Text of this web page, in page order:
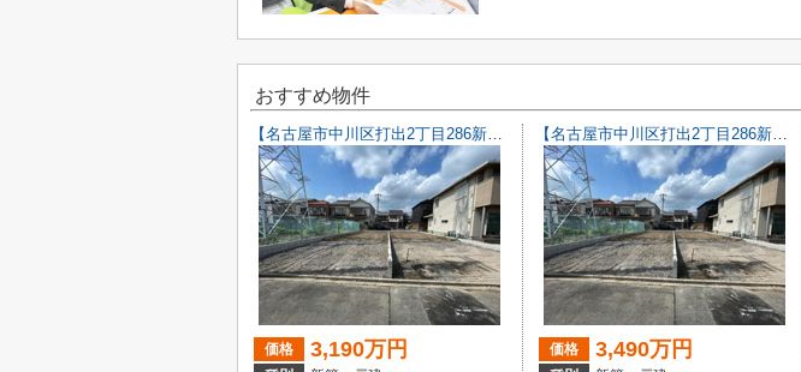
おすすめ物件
価格 3,190万円 価格 3,490万円